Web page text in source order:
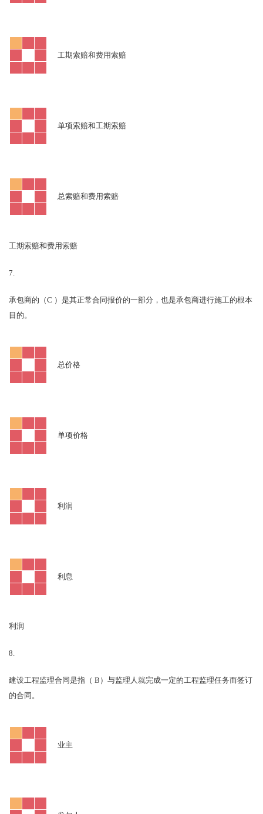
工期索赔和费用索赔
单项索赔和工期索赔
总索赔和费用索赔
工期索赔和费用索赔
7.
承包商的（C ）是其正常合同报价的一部分，也是承包商进行施工的根本
目的。
总价格
单项价格
利润
利息
利润
8.
建设工程监理合同是指（ B ）与监理人就完成一定的工程监理任务而签订
的合同。
业主